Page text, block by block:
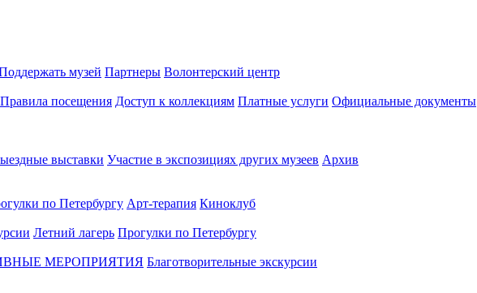
музей Партнеры Волонтерский центр
Правила посещения Доступ к коллекциям Платные услуги Официальные документы
выставки Участие в экспозициях других музеев Архив
по Петербургу Арт-терапия Киноклуб
Летний лагерь Прогулки по Петербургу
МЕРОПРИЯТИЯ Благотворительные экскурсии